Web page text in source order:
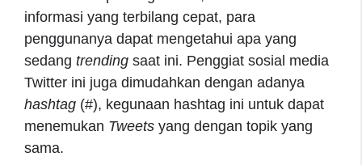
informasi yang terbilang cepat, para
penggunanya dapat mengetahui apa yang
sedang trending saat ini. Penggiat sosial media
Twitter ini juga dimudahkan dengan adanya
hashtag (#), kegunaan hashtag ini untuk dapat
menemukan Tweets yang dengan topik yang
sama.